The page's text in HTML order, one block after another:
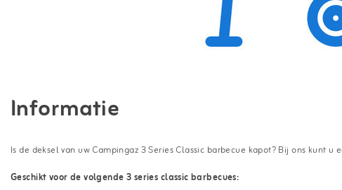
Informatie
Is de deksel van uw Campingaz 3 Series Classic barbecue kapot? Bij ons kunt
Geschikt voor de volgende 3 series classic barbecues: